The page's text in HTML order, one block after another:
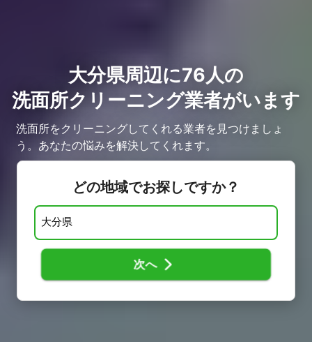
大分県周辺に76人の
洗面所クリーニング業者がいます
洗面所をクリーニングしてくれる業者を見つけましょ
う。あなたの悩みを解決してくれます。
どの地域でお探しですか？
次へ